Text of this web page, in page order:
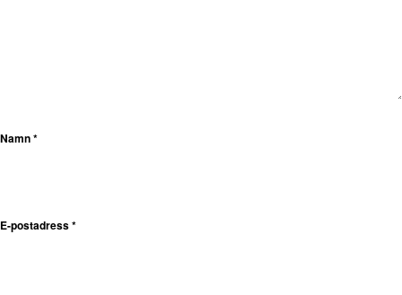
Namn*
E-postadress*